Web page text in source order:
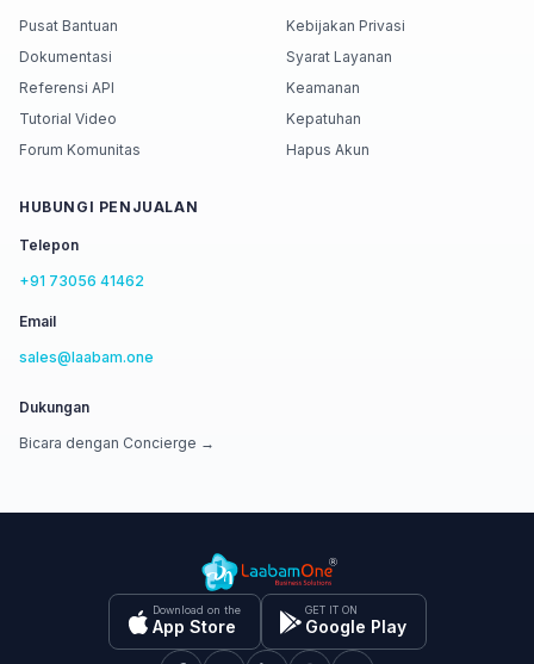
Pusat Bantuan
Dokumentasi
Referensi API
Tutorial Video
Forum Komunitas
Kebijakan Privasi
Syarat Layanan
Keamanan
Kepatuhan
Hapus Akun
HUBUNGI PENJUALAN
Telepon
+91 73056 41462
Email
sales@laabam.one
Dukungan
Bicara dengan Concierge →
Download on the
App Store
GET IT ON
Google Play